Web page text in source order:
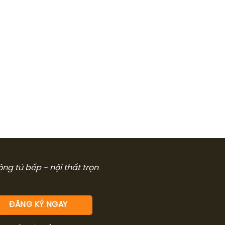
tủ bếp - nội thất trọn